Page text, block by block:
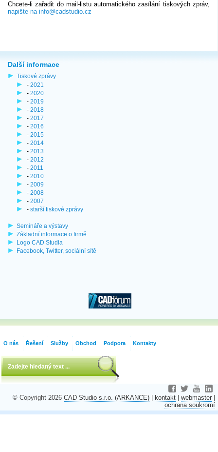
Chcete-li zařadit do mail-listu automatického zasílání tiskových zpráv,
napište na info@cadstudio.cz
Další informace
Tiskové zprávy
- 2021
- 2020
- 2019
- 2018
- 2017
- 2016
- 2015
- 2014
- 2013
- 2012
- 2011
- 2010
- 2009
- 2008
- 2007
- starší tiskové zprávy
Semináře a výstavy
Základní informace o firmě
Logo CAD Studia
Facebook, Twitter, sociální sítě
O nás Řešení Služby Obchod Podpora Kontakty
© Copyright 2026 CAD Studio s.r.o. (ARKANCE) kontakt webmaster
ochrana soukromí